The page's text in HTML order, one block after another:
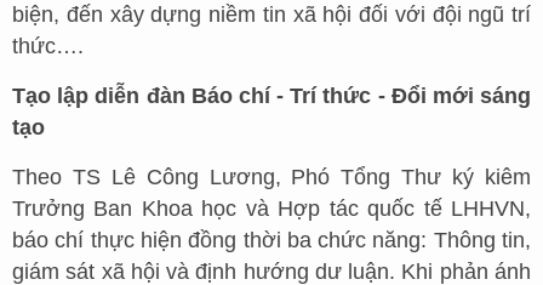
biện, đến xây dựng niềm tin xã hội đối với đội ngũ trí
thức….
Tạo lập diễn đàn Báo chí - Trí thức - Đổi mới sáng
tạo
Theo TS Lê Công Lương, Phó Tổng Thư ký kiêm
Trưởng Ban Khoa học và Hợp tác quốc tế LHHVN,
báo chí thực hiện đồng thời ba chức năng: Thông tin,
giám sát xã hội và định hướng dư luận. Khi phản ánh